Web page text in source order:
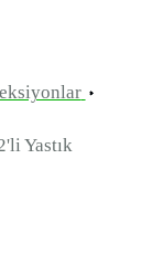
Yastık